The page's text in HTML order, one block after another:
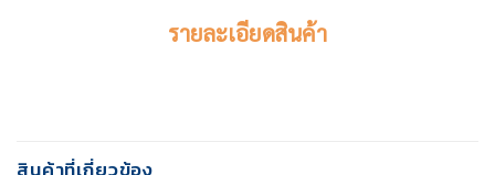
รายละเอียดสินค้า
สินค้าที่เกี่ยวข้อง